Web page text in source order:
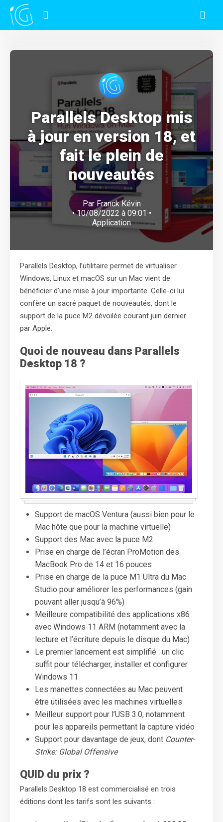
Parallels Desktop mis
à jour en version 18, et
fait le plein de
nouveautés
Par Franck Kévin
• 10/08/2022 à 09:01 •
Application
Parallels Desktop, l’utilitaire permet de virtualiser
Windows, Linux et macOS sur un Mac vient de
bénéficier d’une mise à jour importante. Celle-ci lui
confère un sacré paquet de nouveautés, dont le
support de la puce M2 dévoilée courant juin dernier
par Apple.
Quoi de nouveau dans Parallels
Desktop 18 ?
Support de macOS Ventura (aussi bien pour le
Mac hôte que pour la machine virtuelle)
Support des Mac avec la puce M2
Prise en charge de l’écran ProMotion des
MacBook Pro de 14 et 16 pouces
Prise en charge de la puce M1 Ultra du Mac
Studio pour améliorer les performances (gain
pouvant aller jusqu’à 96%)
Meilleure compatibilité des applications x86
avec Windows 11 ARM (notamment avec la
lecture et l’écriture depuis le disque du Mac)
Le premier lancement est simplifié : un clic
suffit pour télécharger, installer et configurer
Windows 11
Les manettes connectées au Mac peuvent
être utilisées avec les machines virtuelles
Meilleur support pour l’USB 3.0, notamment
pour les appareils permettant la capture vidéo
Support pour davantage de jeux, dont Counter-
Strike: Global Offensive
QUID du prix ?
Parallels Desktop 18 est commercialisé en trois
éditions dont les tarifs sont les suivants :